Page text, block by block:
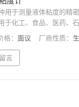
用于测量液体粘度的精
于化工、食品、医药、
格：面议 厂商性质：
言